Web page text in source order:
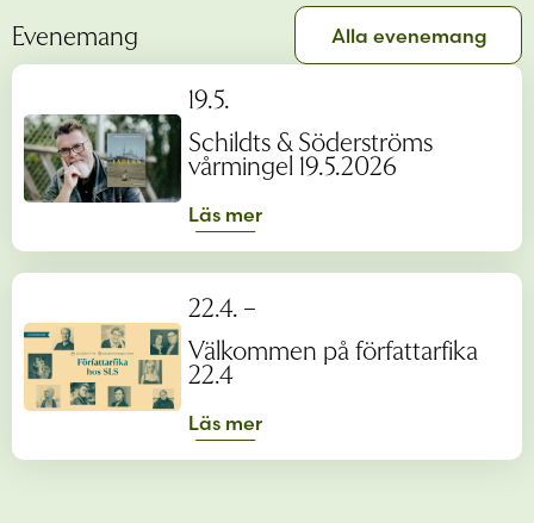
Evenemang Alla evenemang
19.5.
Schildts & Söderströms
vårmingel 19.5.2026
Läs mer
22.4. –
Välkommen på författarfika
22.4
Läs mer